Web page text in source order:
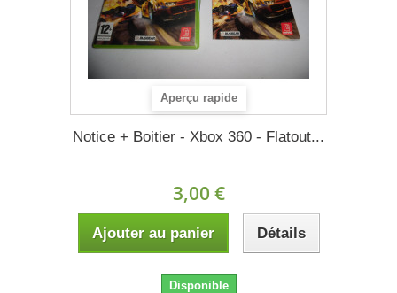
Aperçu rapide
Notice + Boitier - Xbox 360 - Flatout...
3,00 €
Ajouter au panier Détails
Disponible